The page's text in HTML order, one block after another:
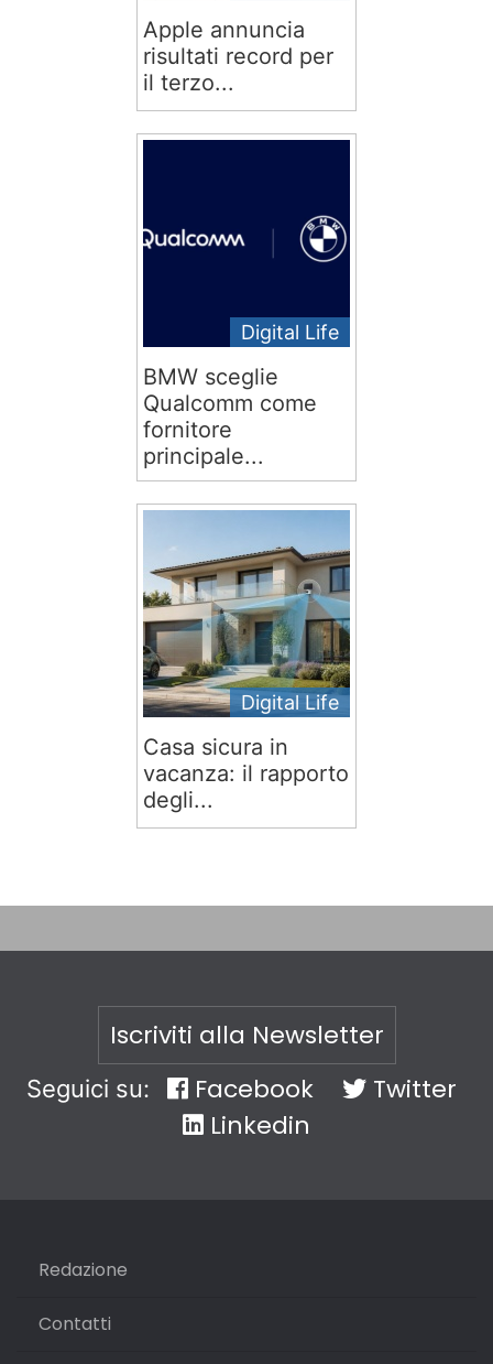
Apple annuncia
risultati record per
il terzo...
Digital Life
BMW sceglie
Qualcomm come
fornitore
principale...
Digital Life
Casa sicura in
vacanza: il rapporto
degli...
Iscriviti alla Newsletter
Seguici su: Facebook
Twitter
Linkedin
Redazione
Contatti